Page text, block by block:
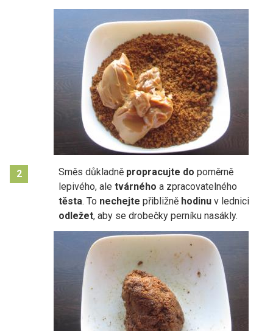
2 Směs důkladně propracujte do poměrně
lepivého, ale tvárného a zpracovatelného
těsta. To nechejte přibližně hodinu v lednici
odležet, aby se drobečky perníku nasákly.